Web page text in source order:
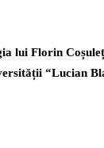
lui Florin
“Lucian